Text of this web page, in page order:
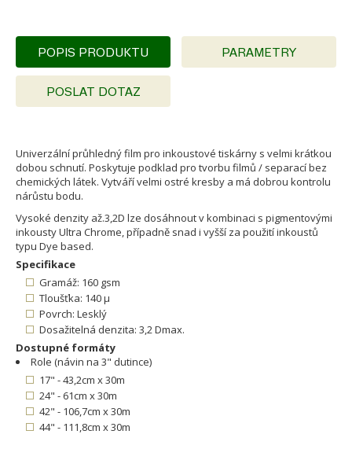
POPIS PRODUKTU PARAMETRY
POSLAT DOTAZ
Univerzální průhledný film pro inkoustové tiskárny s velmi krátkou
dobou schnutí. Poskytuje podklad pro tvorbu filmů / separací bez
chemických látek. Vytváří velmi ostré kresby a má dobrou kontrolu
nárůstu bodu.
Vysoké denzity až.3,2D lze dosáhnout v kombinaci s pigmentovými
inkousty Ultra Chrome, případně snad i vyšší za použití inkoustů
typu Dye based.
Specifikace
Gramáž: 160 gsm
Tloušťka: 140 µ
Povrch: Lesklý
Dosažitelná denzita: 3,2 Dmax.
Dostupné formáty
Role (návin na 3" dutince)
17" - 43,2cm x 30m
24" - 61cm x 30m
42" - 106,7cm x 30m
44" - 111,8cm x 30m